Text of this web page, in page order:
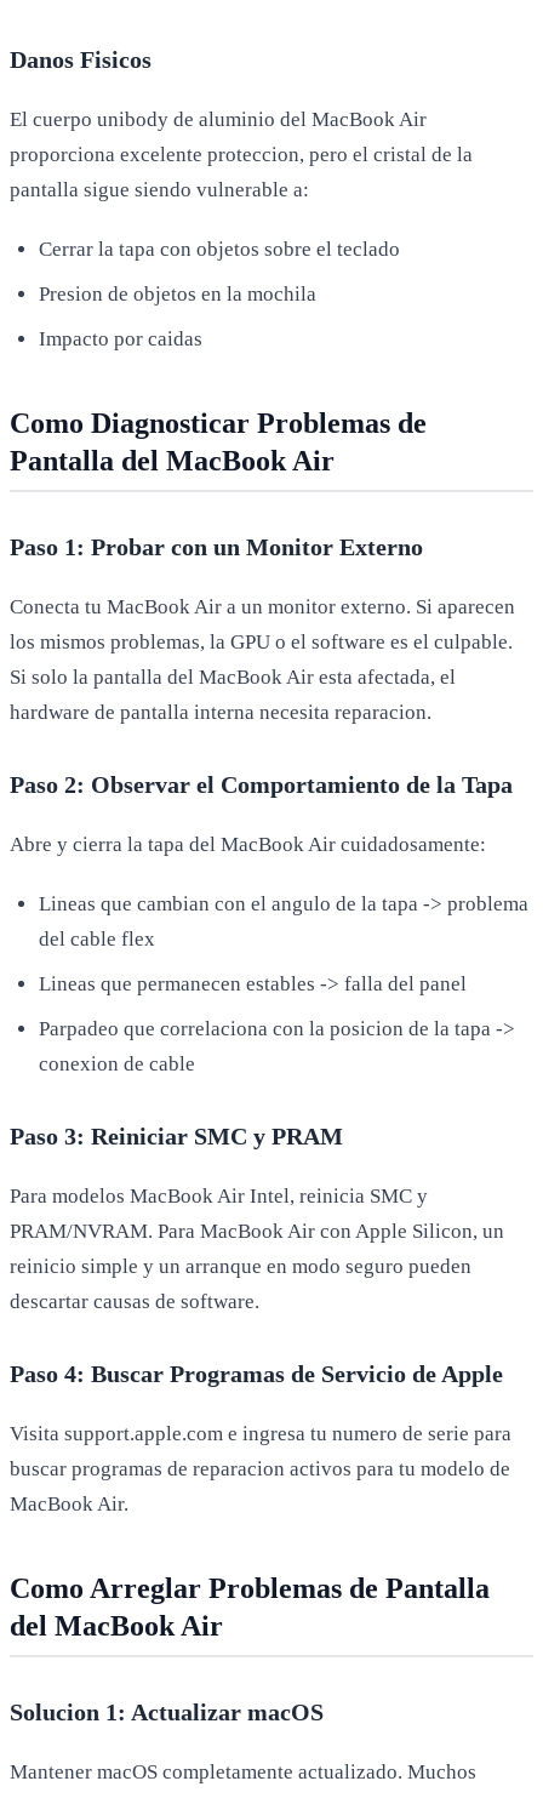
Danos Fisicos
El cuerpo unibody de aluminio del MacBook Air
proporciona excelente proteccion, pero el cristal de la
pantalla sigue siendo vulnerable a:
Cerrar la tapa con objetos sobre el teclado
Presion de objetos en la mochila
Impacto por caidas
Como Diagnosticar Problemas de
Pantalla del MacBook Air
Paso 1: Probar con un Monitor Externo
Conecta tu MacBook Air a un monitor externo. Si aparecen
los mismos problemas, la GPU o el software es el culpable.
Si solo la pantalla del MacBook Air esta afectada, el
hardware de pantalla interna necesita reparacion.
Paso 2: Observar el Comportamiento de la Tapa
Abre y cierra la tapa del MacBook Air cuidadosamente:
Lineas que cambian con el angulo de la tapa -> problema
del cable flex
Lineas que permanecen estables -> falla del panel
Parpadeo que correlaciona con la posicion de la tapa ->
conexion de cable
Paso 3: Reiniciar SMC y PRAM
Para modelos MacBook Air Intel, reinicia SMC y
PRAM/NVRAM. Para MacBook Air con Apple Silicon, un
reinicio simple y un arranque en modo seguro pueden
descartar causas de software.
Paso 4: Buscar Programas de Servicio de Apple
Visita support.apple.com e ingresa tu numero de serie para
buscar programas de reparacion activos para tu modelo de
MacBook Air.
Como Arreglar Problemas de Pantalla
del MacBook Air
Solucion 1: Actualizar macOS
Mantener macOS completamente actualizado. Muchos